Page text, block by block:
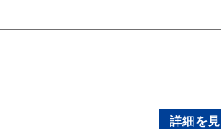
詳細を